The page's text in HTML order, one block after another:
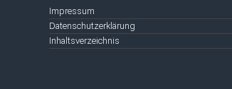
Impressum
Datenschutzerklärung
Inhaltsverzeichnis